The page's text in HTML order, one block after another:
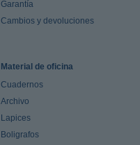
Garantía
Cambios y devoluciones
Material de oficina
Cuadernos
Archivo
Lapices
Boligrafos